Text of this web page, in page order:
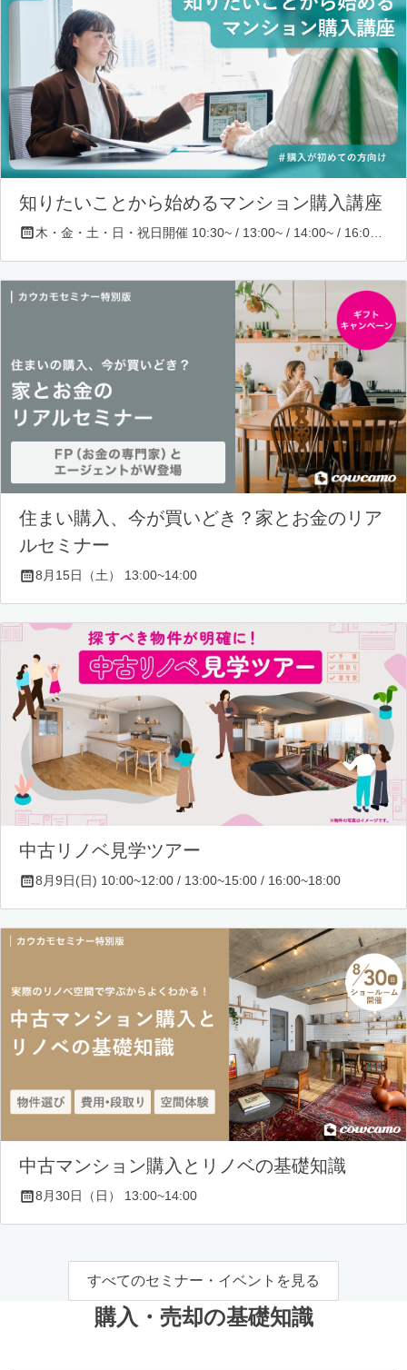
知りたいことから始めるマンション購入講座
住まい購入、今が買いどき？家とお金のリア
ルセミナー
8月15日（土） 13:00~14:00
中古リノベ見学ツアー
8月9日(日) 10:00~12:00 / 13:00~15:00 / 16:00~18:00
中古マンション購入とリノベの基礎知識
8月30日（日） 13:00~14:00
すべてのセミナー・イベントを見る
購入・売却の基礎知識